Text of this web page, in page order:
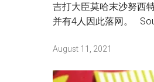
吉打大臣莫哈末沙努西
并有4人因此落网。
August 11, 2021